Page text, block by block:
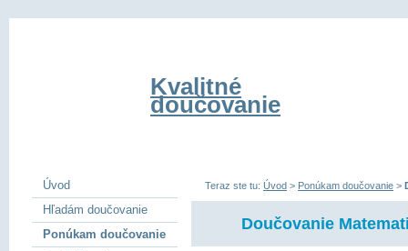
Kvalitné
doučovanie
Teraz ste tu: Úvod > Ponúkam doučovanie >
Doučovanie
Úvod
Hľadám doučovanie
Ponúkam doučovanie